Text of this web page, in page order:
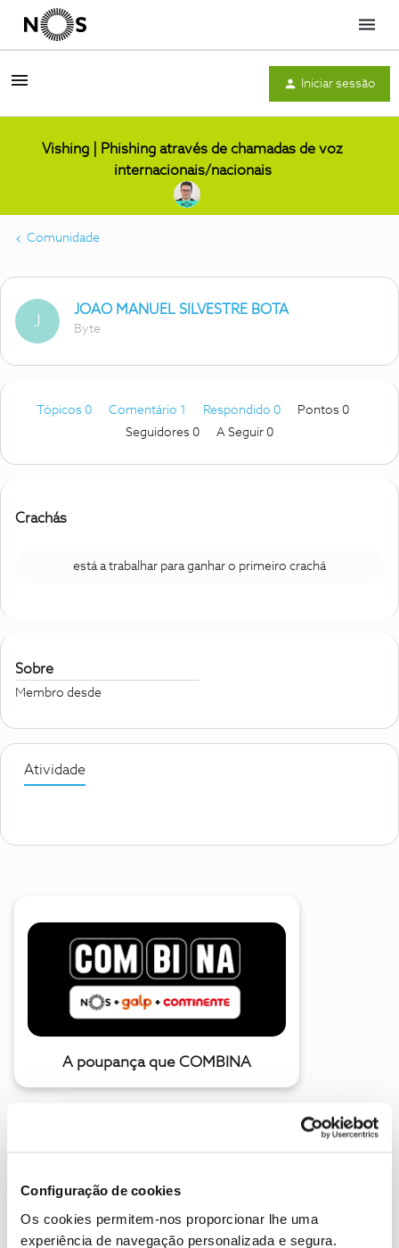
Configuração de cookies
Os cookies permitem-nos proporcionar lhe uma
experiência de navegação personalizada e segura.
Menu
Iniciar sessão
Vishing | Phishing através de chamadas de voz
internacionais/nacionais
Comunidade
J
JOAO MANUEL SILVESTRE BOTA
Byte
Tópicos 0 Comentário 1 Respondido 0
Pontos 0
Seguidores 0 A Seguir 0
Crachás
está a trabalhar para ganhar o primeiro crachá
Sobre
Membro desde
Atividade
A poupança que COMBINA